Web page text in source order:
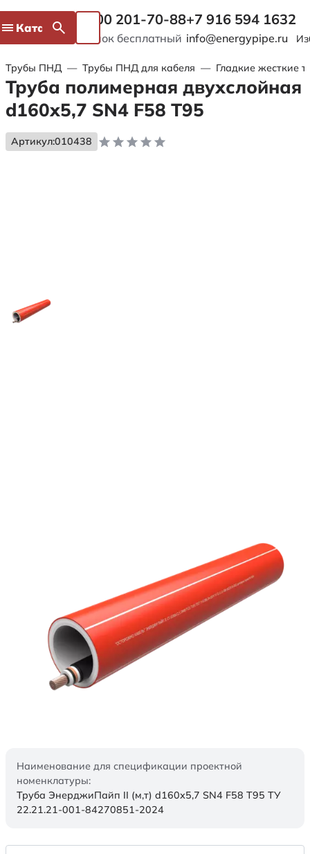
Каталог 8 800 201-70-88
Звонок бесплатный
+7 916 594 1632
info@energypipe.ru
Трубы ПНД — Трубы ПНД для кабеля — Гладкие жесткие
Труба полимерная двухслойная
d160х5,7 SN4 F58 Т95
Артикул:010438
Наименование для спецификации проектной
номенклатуры:
Труба ЭнерджиПайп II (м,т) d160х5,7 SN4 F58 Т95 ТУ
22.21.21-001-84270851-2024